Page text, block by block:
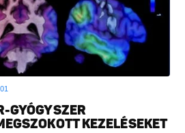
GYÓGYSZER
KEZELÉSEKET